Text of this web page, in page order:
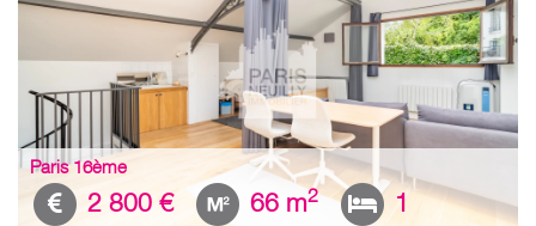
Paris 16ème
2 800 € 66 m2 1